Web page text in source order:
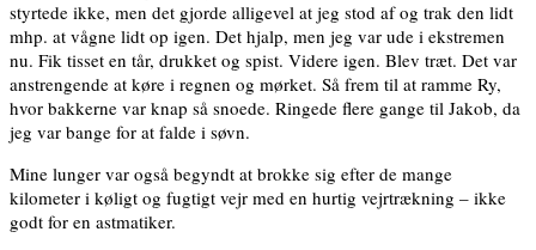
styrtede ikke, men det gjorde alligevel at jeg stod af og trak den lidt
mhp. at vågne lidt op igen. Det hjalp, men jeg var ude i ekstremen
nu. Fik tisset en tår, drukket og spist. Videre igen. Blev træt. Det var
anstrengende at køre i regnen og mørket. Så frem til at ramme Ry,
hvor bakkerne var knap så snoede. Ringede flere gange til Jakob, da
jeg var bange for at falde i søvn.
Mine lunger var også begyndt at brokke sig efter de mange
kilometer i køligt og fugtigt vejr med en hurtig vejrtrækning – ikke
godt for en astmatiker.